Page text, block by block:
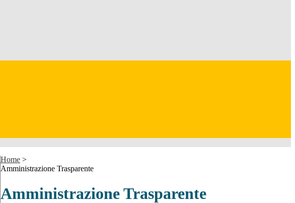
Home >
Amministrazione Trasparente
Amministrazione Trasparente